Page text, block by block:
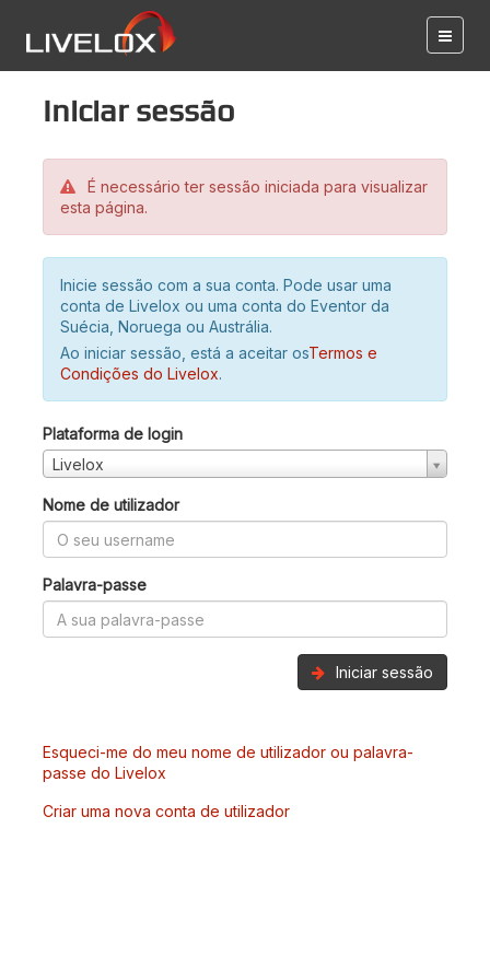
Iniciar sessão
É necessário ter sessão iniciada para visualizar
esta página.
Inicie sessão com a sua conta. Pode usar uma
conta de Livelox ou uma conta do Eventor da
Suécia, Noruega ou Austrália.
Ao iniciar sessão, está a aceitar osTermos e
Condições do Livelox.
Plataforma de login
Livelox
Nome de utilizador
Palavra-passe
Iniciar sessão
Esqueci-me do meu nome de utilizador ou palavra-
passe do Livelox
Criar uma nova conta de utilizador